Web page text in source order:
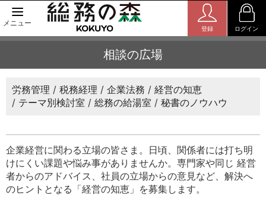
メニュー
登録 ログイン
相談の広場
労務管理 税務経理 企業法務
経営の知恵
テーマ別検討室
総務の給湯室 秘書のノウハウ
企業経営に関わる立場の皆さま。日頃、関係者には打ち明
けにくい課題や悩み事がありませんか。専門家や同じ 経営
者からのアドバイス、社員の立場からの意見など、解決へ
のヒントとなる「経営の知恵」を募集します。